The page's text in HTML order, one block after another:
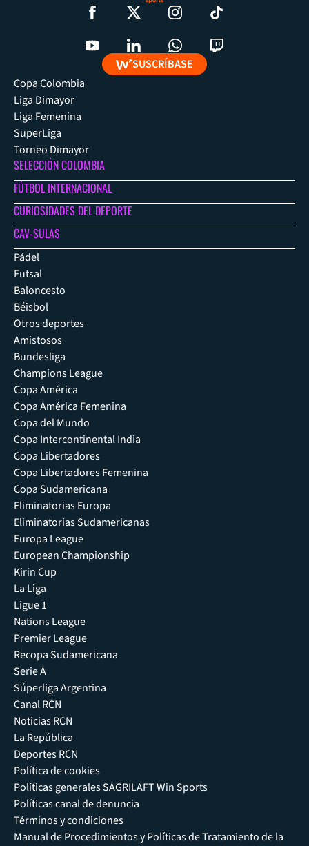
SUSCRÍBASE
Copa Colombia
Liga Dimayor
Liga Femenina
SuperLiga
Torneo Dimayor
SELECCIÓN COLOMBIA
FÚTBOL INTERNACIONAL
CURIOSIDADES DEL DEPORTE
CAV-SULAS
Pádel
Futsal
Baloncesto
Béisbol
Otros deportes
Amistosos
Bundesliga
Champions League
Copa América
Copa América Femenina
Copa del Mundo
Copa Intercontinental India
Copa Libertadores
Copa Libertadores Femenina
Copa Sudamericana
Eliminatorias Europa
Eliminatorias Sudamericanas
Europa League
European Championship
Kirin Cup
La Liga
Ligue 1
Nations League
Premier League
Recopa Sudamericana
Serie A
Súperliga Argentina
Canal RCN
Noticias RCN
La República
Deportes RCN
Política de cookies
Políticas generales SAGRILAFT Win Sports
Políticas canal de denuncia
Términos y condiciones
Manual de Procedimientos y Políticas de Tratamiento de la